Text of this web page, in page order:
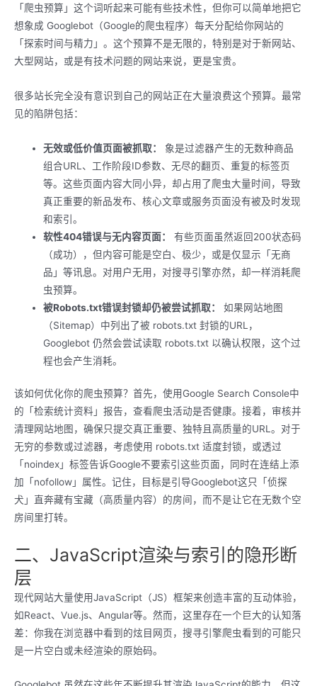
「爬虫预算」这个词听起来可能有些技术性，但你可以简单地把它
想象成 Googlebot（Google的爬虫程序）每天分配给你网站的
「探索时间与精力」。这个预算不是无限的，特别是对于新网站、
大型网站，或是有技术问题的网站来说，更是宝贵。
很多站长完全没有意识到自己的网站正在大量浪费这个预算。最常
见的陷阱包括：
无效或低价值页面被抓取：
象是过滤器产生的无数种商品
组合URL、工作阶段ID参数、无尽的翻页、重复的标签页
等。这些页面内容大同小异，却占用了爬虫大量时间，导致
真正重要的新品发布、核心文章或服务页面没有被及时发现
和索引。
软性404错误与无内容页面：
有些页面虽然返回200状态码
（成功），但内容可能是空白、极少，或是仅显示「无商
品」等讯息。对用户无用，对搜寻引擎亦然，却一样消耗爬
虫预算。
被Robots.txt错误封锁却仍被尝试抓取：
如果网站地图
（Sitemap）中列出了被 robots.txt 封锁的URL，
Googlebot 仍然会尝试读取 robots.txt 以确认权限，这个过
程也会产生消耗。
该如何优化你的爬虫预算？首先，使用Google Search Console中
的「检索统计资料」报告，查看爬虫活动是否健康。接着，审核并
清理网站地图，确保只提交真正重要、独特且高质量的URL。对于
无穷的参数或过滤器，考虑使用 robots.txt 适度封锁，或透过
「noindex」标签告诉Google不要索引这些页面，同时在连结上添
加「nofollow」属性。记住，目标是引导Googlebot这只「侦探
犬」直奔藏有宝藏（高质量内容）的房间，而不是让它在无数个空
房间里打转。
二、JavaScript渲染与索引的隐形断
层
现代网站大量使用JavaScript（JS）框架来创造丰富的互动体验，
如React、Vue.js、Angular等。然而，这里存在一个巨大的认知落
差：你我在浏览器中看到的炫目网页，搜寻引擎爬虫看到的可能只
是一片空白或未经渲染的原始码。